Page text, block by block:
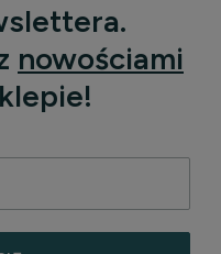
nowościami